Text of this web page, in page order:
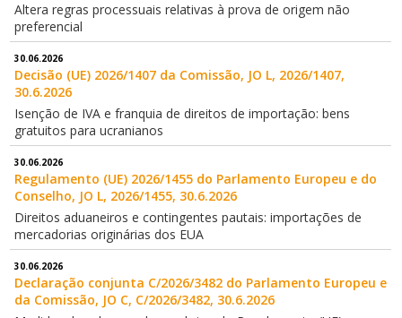
Altera regras processuais relativas à prova de origem não
preferencial
30.06.2026
Decisão (UE) 2026/1407 da Comissão, JO L, 2026/1407,
30.6.2026
Isenção de IVA e franquia de direitos de importação: bens
gratuitos para ucranianos
30.06.2026
Regulamento (UE) 2026/1455 do Parlamento Europeu e do
Conselho, JO L, 2026/1455, 30.6.2026
Direitos aduaneiros e contingentes pautais: importações de
mercadorias originárias dos EUA
30.06.2026
Declaração conjunta C/2026/3482 do Parlamento Europeu e
da Comissão, JO C, C/2026/3482, 30.6.2026